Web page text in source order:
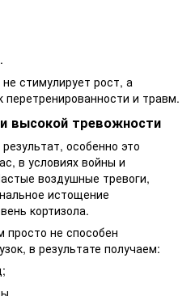
стимулирует рост, а
и травм.
высокой тревожности
особенно это
в условиях войны и
воздушные тревоги,
истощение
кортизола.
просто не способен
в результате получаем: